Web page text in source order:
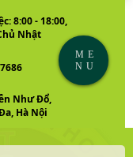
8:00 - 18:00,
Nhật
Như Đổ,
Hà Nội
ME
NU